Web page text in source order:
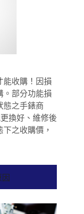
能收購！因損
。部分功能損
態之手錶商
換好、維修後
之收購價，